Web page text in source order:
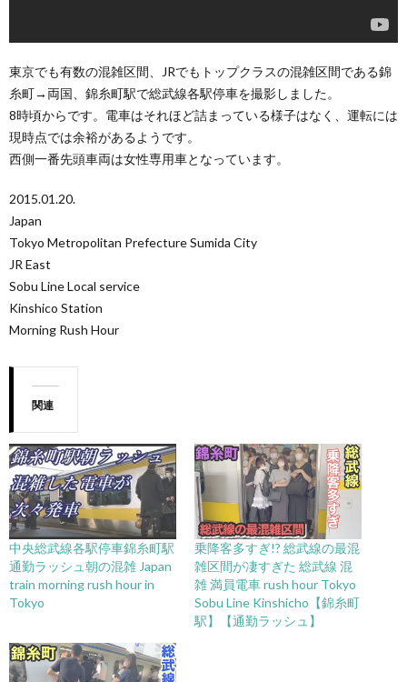
東京でも有数の混雑区間、JRでもトップクラスの混雑区間である錦
糸町→両国、錦糸町駅で総武線各駅停車を撮影しました。
8時頃からです。電車はそれほど詰まっている様子はなく、運転には
現時点では余裕があるようです。
西側一番先頭車両は女性専用車となっています。
2015.01.20.
Japan
Tokyo Metropolitan Prefecture Sumida City
JR East
Sobu Line Local service
Kinshico Station
Morning Rush Hour
関連
中央総武線各駅停車錦糸町駅
通勤ラッシュ朝の混雑 Japan
train morning rush hour in
Tokyo
乗降客多すぎ!? 総武線の最混
雑区間が凄すぎた 総武線 混
雑 満員電車 rush hour Tokyo
Sobu Line Kinshicho【錦糸町
駅】【通勤ラッシュ】